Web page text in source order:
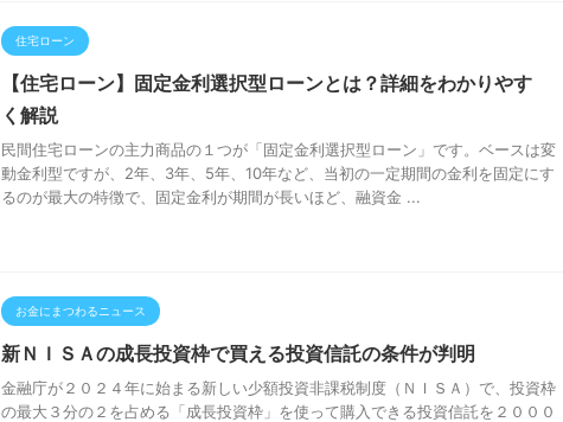
住宅ローン
【住宅ローン】固定金利選択型ローンとは？詳細をわかりやす
く解説
民間住宅ローンの主力商品の１つが「固定金利選択型ローン」です。ベースは変
動金利型ですが、2年、3年、5年、10年など、当初の一定期間の金利を固定にす
るのが最大の特徴で、固定金利が期間が長いほど、融資金 ...
お金にまつわるニュース
新ＮＩＳＡの成長投資枠で買える投資信託の条件が判明
金融庁が２０２４年に始まる新しい少額投資非課税制度（ＮＩＳＡ）で、投資枠
の最大３分の２を占める「成長投資枠」を使って購入できる投資信託を２０００